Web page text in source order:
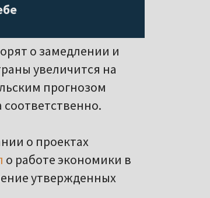
о замедлении и
увеличится на
прогнозом
о проектах
о работе экономики в
утвержденных